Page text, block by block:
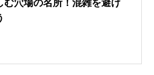
む穴場の名所！混雑を避け